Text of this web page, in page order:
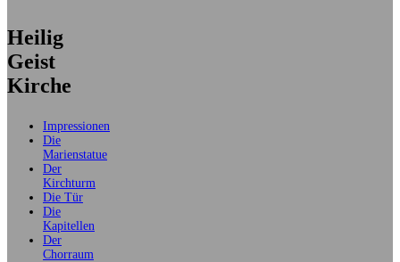
Heilig
Geist
Kirche
Impressionen
Die
Marienstatue
Der
Kirchturm
Die Tür
Die
Kapitellen
Der
Chorraum